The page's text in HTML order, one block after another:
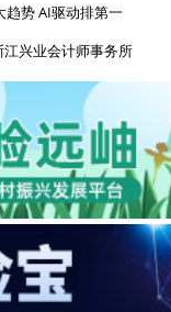
趋势 AI驱动排第一
兴业会计师事务所